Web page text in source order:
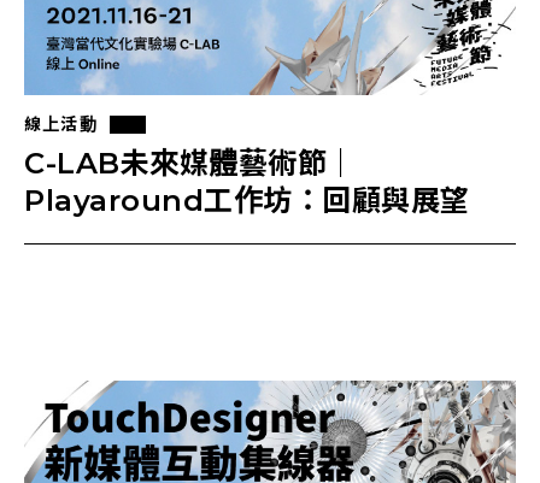
線上活動
C-LAB未來媒體藝術節｜
Playaround工作坊：回顧與展望